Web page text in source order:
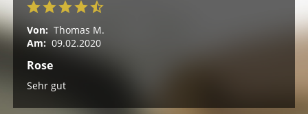
Von: Thomas M.
Am: 09.02.2020
Rose
Sehr gut